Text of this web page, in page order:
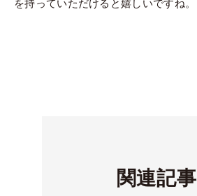
を持っていただけると嬉しいですね。
関連記事